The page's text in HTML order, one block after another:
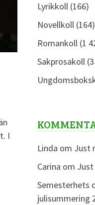
I
Lyrikkoll(166)
Novellkoll(164)
Romankoll(1
Sakprosakoll
Linda om Just
Carina om Just
Semesterhets
julisummering